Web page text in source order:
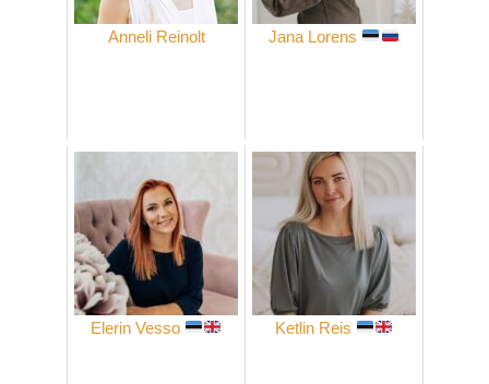
Anneli Reinolt Jana Lorens
Elerin Vesso Ketlin Reis